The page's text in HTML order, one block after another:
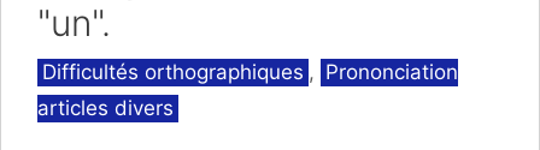
"un".
Catégories
Difficultés orthographiques , Prononciation
articles divers